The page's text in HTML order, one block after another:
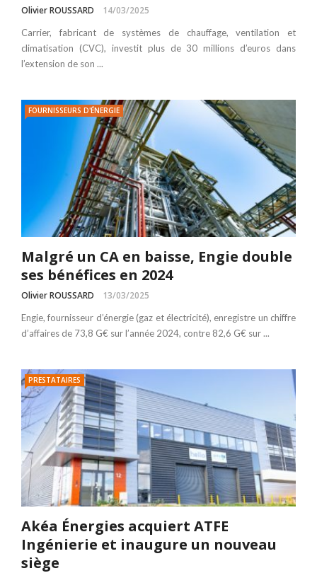
Olivier ROUSSARD 14/03/2025
Carrier, fabricant de systèmes de chauffage, ventilation et
climatisation (CVC), investit plus de 30 millions d’euros dans
l’extension de son ...
FOURNISSEURS D'ÉNERGIE
Malgré un CA en baisse, Engie double
ses bénéfices en 2024
Olivier ROUSSARD 13/03/2025
Engie, fournisseur d’énergie (gaz et électricité), enregistre un chiffre
d’affaires de 73,8 G€ sur l’année 2024, contre 82,6 G€ sur ...
PRESTATAIRES
Akéa Énergies acquiert ATFE
Ingénierie et inaugure un nouveau
siège